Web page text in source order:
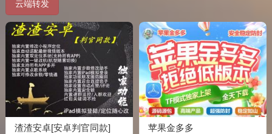
云端转发
渣渣安卓[安卓判官同款] 苹果金多多